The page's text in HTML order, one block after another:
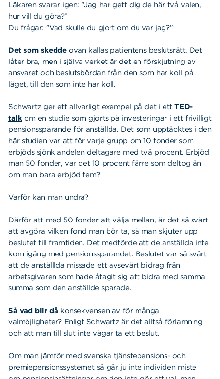
Läkaren svarar igen: ”Jag har gett dig de här två valen,
hur vill du göra?”
Du frågar: ”Vad skulle du gjort om du var jag?”
Det som skeddeovan kallas patientens beslutsrätt. Det
låter bra, men i själva verket är det en förskjutning av
ansvaret och beslutsbördan från den som har koll på
läget, till den som inte har koll.
Schwartz ger ett allvarligt exempel på det i ettTED-
talkom en studie som gjorts på investeringar i ett frivilligt
pensionssparande för anställda. Det som upptäcktes i den
här studien var att för varje grupp om 10 fonder som
erbjöds sjönk andelen deltagare med två procent. Erbjöd
man 50 fonder, var det 10 procent färre som deltog än
om man bara erbjöd fem?
Varför kan man undra?
Därför att med 50 fonder att välja mellan, är det så svårt
att avgöra vilken fond man bör ta, så man skjuter upp
beslutet till framtiden. Det medförde att de anställda inte
kom igång med pensionssparandet. Beslutet var så svårt
att de anställlda missade ett avsevärt bidrag från
arbetsgivaren som hade åtagit sig att bidra med samma
summa som den anställde sparade.
Så vad blir då konsekvensen av för många
valmöjligheter? Enligt Schwartz är det alltså förlamning
och att man till slut inte vågar ta ett beslut.
Om man jämför med svenska tjänstepensions- och
premiepensionssystemet så går ju inte individen miste